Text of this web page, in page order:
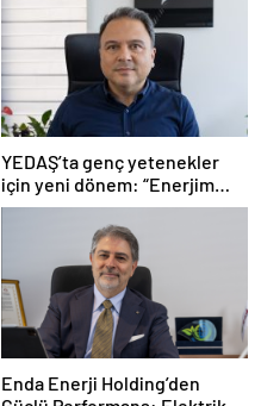
YEDAŞ’ta genç yetenekler
için yeni dönem: “Enerjim
Sizinle” başvuruları başladı
Enda Enerji Holding’den